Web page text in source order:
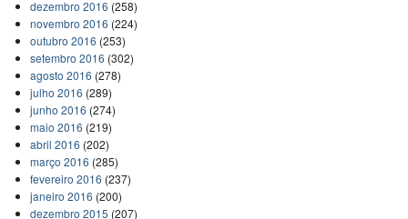
dezembro 2016 (258)
novembro 2016 (224)
outubro 2016 (253)
setembro 2016 (302)
agosto 2016 (278)
julho 2016 (289)
junho 2016 (274)
maio 2016 (219)
abril 2016 (202)
março 2016 (285)
fevereiro 2016 (237)
janeiro 2016 (200)
dezembro 2015 (207)